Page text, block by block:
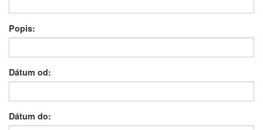
Popis:
Dátum od:
Dátum do: